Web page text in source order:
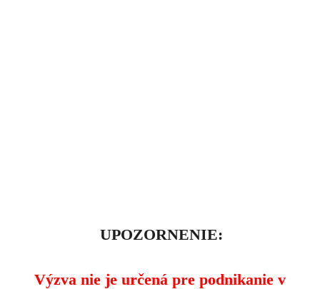
UPOZORNENIE:
Výzva nie je určená pre podnikanie v